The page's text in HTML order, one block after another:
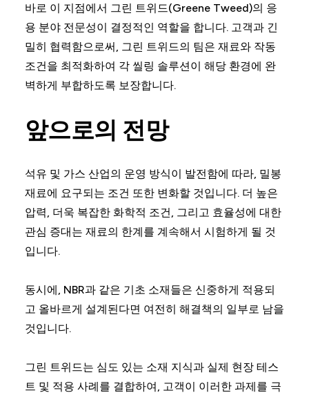
바로 이 지점에서 그린 트위드(Greene Tweed)의 응
용 분야 전문성이 결정적인 역할을 합니다. 고객과 긴
밀히 협력함으로써, 그린 트위드의 팀은 재료와 작동
조건을 최적화하여 각 씰링 솔루션이 해당 환경에 완
벽하게 부합하도록 보장합니다.
앞으로의 전망
석유 및 가스 산업의 운영 방식이 발전함에 따라, 밀봉
재료에 요구되는 조건 또한 변화할 것입니다. 더 높은
압력, 더욱 복잡한 화학적 조건, 그리고 효율성에 대한
관심 증대는 재료의 한계를 계속해서 시험하게 될 것
입니다.
동시에, NBR과 같은 기초 소재들은 신중하게 적용되
고 올바르게 설계된다면 여전히 해결책의 일부로 남을
것입니다.
그린 트위드는 심도 있는 소재 지식과 실제 현장 테스
트 및 적용 사례를 결합하여, 고객이 이러한 과제를 극